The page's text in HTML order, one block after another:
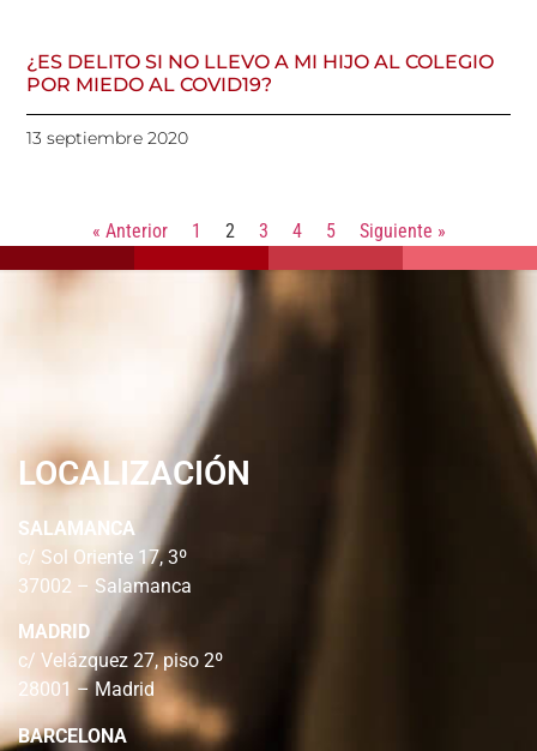
¿ES DELITO SI NO LLEVO A MI HIJO AL COLEGIO
POR MIEDO AL COVID19?
13 septiembre 2020
« Anterior 1 2 3 4 5 Siguiente »
LOCALIZACIÓN
SALAMANCA
c/ Sol Oriente 17, 3º
37002 – Salamanca
MADRID
c/ Velázquez 27, piso 2º
28001 – Madrid
BARCELONA